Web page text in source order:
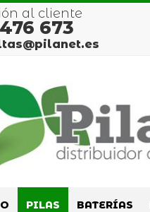
al cliente
673
PILAS BATERÍAS